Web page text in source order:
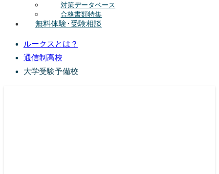
対策データベース
合格書類特集
無料体験･受験相談
ルークスとは？
通信制高校
大学受験予備校